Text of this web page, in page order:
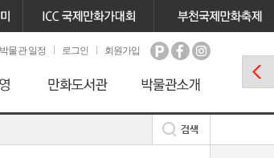
박물관 일정 로그인 회원가입